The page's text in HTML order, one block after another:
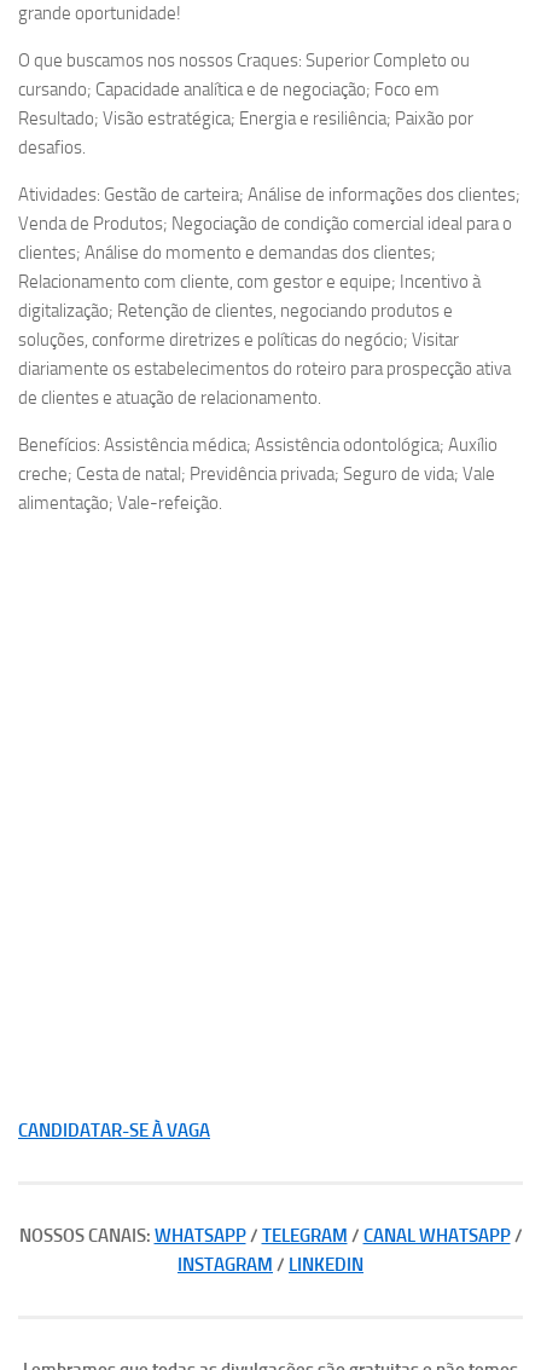
grande oportunidade!
O que buscamos nos nossos Craques: Superior Completo ou
cursando; Capacidade analítica e de negociação; Foco em
Resultado; Visão estratégica; Energia e resiliência; Paixão por
desafios.
Atividades: Gestão de carteira; Análise de informações dos clientes;
Venda de Produtos; Negociação de condição comercial ideal para o
clientes; Análise do momento e demandas dos clientes;
Relacionamento com cliente, com gestor e equipe; Incentivo à
digitalização; Retenção de clientes, negociando produtos e
soluções, conforme diretrizes e políticas do negócio; Visitar
diariamente os estabelecimentos do roteiro para prospecção ativa
de clientes e atuação de relacionamento.
Benefícios: Assistência médica; Assistência odontológica; Auxílio
creche; Cesta de natal; Previdência privada; Seguro de vida; Vale
alimentação; Vale-refeição.
CANDIDATAR-SE À VAGA
NOSSOS CANAIS: WHATSAPP/ TELEGRAM / CANAL WHATSAPP/
INSTAGRAM / LINKEDIN